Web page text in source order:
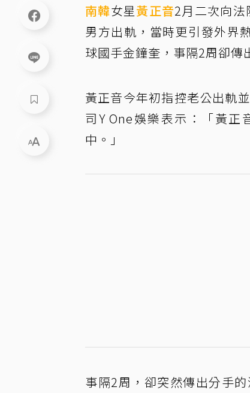
南韓女星黃正音2月二次向
男方出軌，當時更引發外界
球國手金鐘奎，事隔2周卻傳
黃正音今年初指控老公出軌
司Y One娛樂表示：「黃
中。」
事隔2周，卻突然傳出分手